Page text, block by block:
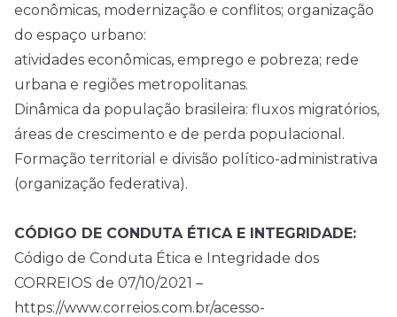
econômicas, modernização e conflitos; organização
do espaço urbano:
atividades econômicas, emprego e pobreza; rede
urbana e regiões metropolitanas.
Dinâmica da população brasileira: fluxos migratórios,
áreas de crescimento e de perda populacional.
Formação territorial e divisão político-administrativa
(organização federativa).
CÓDIGO DE CONDUTA ÉTICA E INTEGRIDADE:
Código de Conduta Ética e Integridade dos
CORREIOS de 07/10/2021 –
https://www.correios.com.br/acesso-